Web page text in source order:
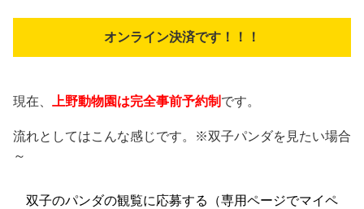
オンライン決済です！！！
現在、 上野動物園は完全事前予約制 です。
流れとしてはこんな感じです。※双子パンダを見たい場合
～
双子のパンダの観覧に応募する（専用ページでマイペ